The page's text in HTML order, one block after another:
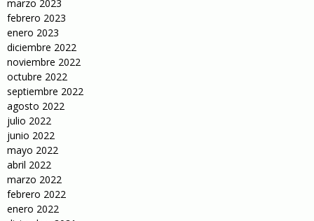
marzo 2023
febrero 2023
enero 2023
diciembre 2022
noviembre 2022
octubre 2022
septiembre 2022
agosto 2022
julio 2022
junio 2022
mayo 2022
abril 2022
marzo 2022
febrero 2022
enero 2022